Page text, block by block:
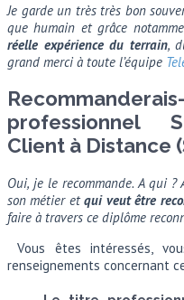
Je garde un très très bon
que humain et grâce
réelle expérience du terrain,
grand merci à toute l’équipe
professionnel
Client à Distance
Oui, je le recommande. A qui
son métier etqui veut être
faire à travers ce diplôme
Vous êtes intéressés,
renseignements concernant